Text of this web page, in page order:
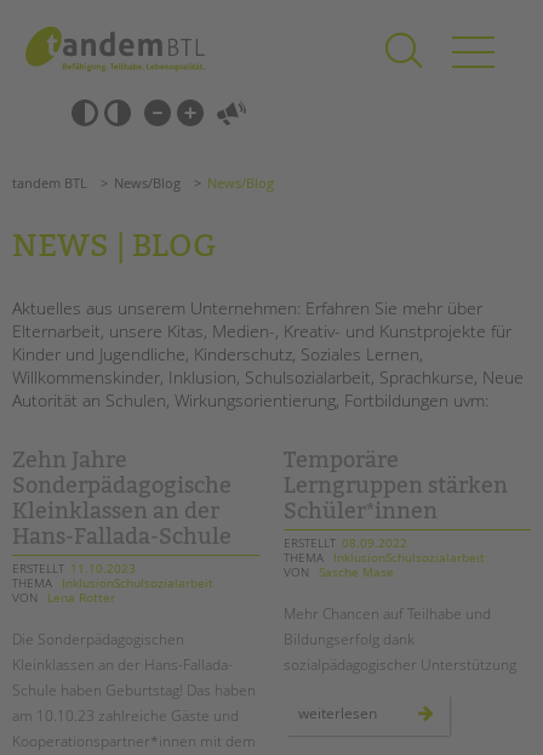
springen
Barrierefrei-
Einstellungen
überspringen
überspringen
SCHULE & GANZTAG
Grundschulen
Oberschulen
Förderzentren
Kollegs
Schulbezogene Sozialarbeit
Tagesgruppen
HILFEN ZUR ERZIEHUNG
EINGLIEDERUNGSHILFE
BETREUTES WOHNEN
TANDEM BTL AKADEMIE
Zertfikatskurse
Suchen
tandem BTL News/Blog News/Blog
NEWS | BLOG
Aktuelles aus unserem Unternehmen: Erfahren Sie mehr über
Elternarbeit, unsere Kitas, Medien-, Kreativ- und Kunstprojekte für
Kinder und Jugendliche, Kinderschutz, Soziales Lernen,
Willkommenskinder, Inklusion, Schulsozialarbeit, Sprachkurse, Neue
Autorität an Schulen, Wirkungsorientierung, Fortbildungen uvm:
Zehn Jahre
Sonderpädagogische
Kleinklassen an der
Hans-Fallada-Schule
ERSTELLT 11.10.2023
THEMA
InklusionSchulsozialarbeit
VON
Lena Rotter
Die Sonderpädagogischen
Kleinklassen an der Hans-Fallada-
Schule haben Geburtstag! Das haben
am 10.10.23 zahlreiche Gäste und
Kooperationspartner*innen mit dem
Temporäre
Lerngruppen stärken
Schüler*innen
ERSTELLT 08.09.2022
THEMA
InklusionSchulsozialarbeit
VON
Sasche Mase
Mehr Chancen auf Teilhabe und
Bildungserfolg dank
sozialpädagogischer Unterstützung
weiterlesen temporäre
lerngruppen